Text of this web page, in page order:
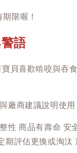
限喔！
語
貝喜歡啃咬與吞
廠商建議說明使用
性 商品有壽命 安
期評估更換或淘汰